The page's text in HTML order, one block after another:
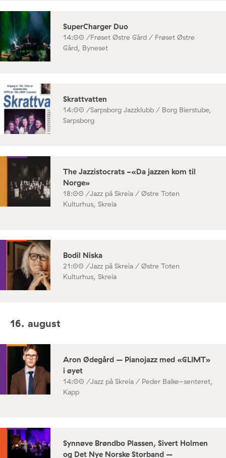
SuperCharger Duo
14:00 /Frøset Østre Gård / Frøset Østre
Gård, Byneset
Skrattvatten
14:00 /Sarpsborg Jazzklubb / Borg Bierstube,
Sarpsborg
The Jazzistocrats -«Da jazzen kom til
Norge»
18:00 /Jazz på Skreia / Østre Toten
Kulturhus, Skreia
Bodil Niska
21:00 /Jazz på Skreia / Østre Toten
Kulturhus, Skreia
16. august
Aron Ødegård – Pianojazz med «GLIMT»
i øyet
14:00 /Jazz på Skreia / Peder Balke-senteret,
Kapp
Synnøve Brøndbo Plassen, Sivert Holmen
og Det Nye Norske Storband –